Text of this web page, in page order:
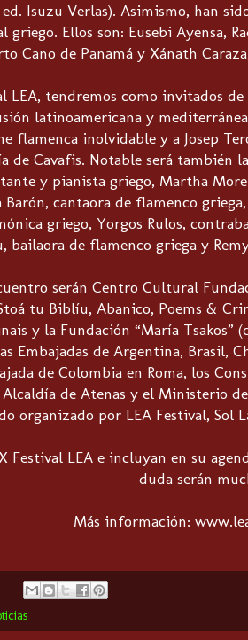
Isuzu Verlas). Asimismo, han
Ellos son: Eusebi Ayensa,
Cano de Panamá y Xánath
LEA, tendremos como invitados
latinoamericana y
flamenca inolvidable y a Josep
de Cavafis. Notable será también
y pianista griego, Martha
cantaora de flamenco
griego, Yorgos Rulos,
bailaora de flamenco griega y
serán Centro Cultural
tu Biblíu, Abanico, Poems &
y la Fundación “María Tsakos”
Embajadas de Argentina, Brasil,
de Colombia en Roma, los
Alcaldía de Atenas y el Ministerio
organizado por LEA Festival, Sol
LEA e incluyan en su
duda serán
Más información: